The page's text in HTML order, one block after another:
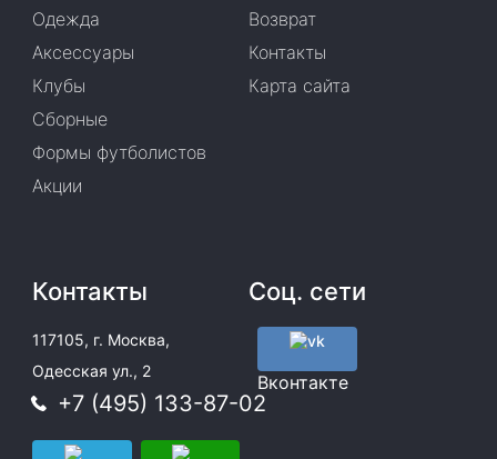
Одежда
Аксессуары
Клубы
Сборные
Формы футболистов
Акции
Возврат
Контакты
Карта сайта
Контакты
117105, г. Москва,
Одесская ул., 2
+7 (495) 133-87-02
Соц. сети
Вконтакте